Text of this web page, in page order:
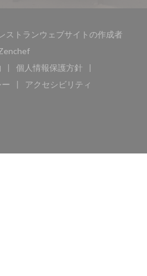
ストランウェブサイトの作成者
((新しいウィンドウで開きます))
ドウで開きます))
しいウィンドウで開きます))
個人情報保護方針
((新しいウィンドウで開
いウィンドウで開きます))
アクセシビリティ
((新しいウィンドウで